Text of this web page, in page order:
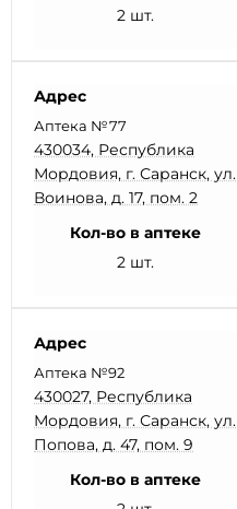
2 шт.
Адрес
Аптека №77
430034, Республика
Мордовия, г. Саранск, ул.
Воинова, д. 17, пом. 2
Кол-во в аптеке
2 шт.
Адрес
Аптека №92
430027, Республика
Мордовия, г. Саранск, ул.
Попова, д. 47, пом. 9
Кол-во в аптеке